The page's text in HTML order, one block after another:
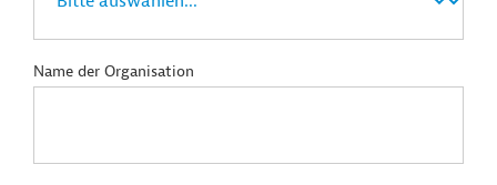
Name der Organisation